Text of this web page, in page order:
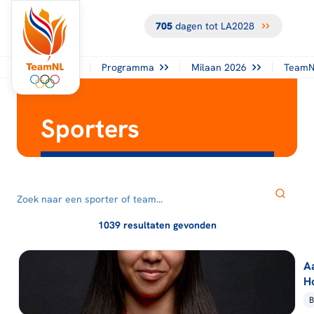
705 dagen tot LA2028
Programma Milaan 2026
Sporters
1039 resultaten gevonden